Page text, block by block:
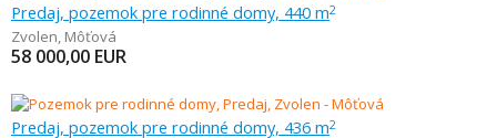
Predaj, pozemok pre rodinné domy, 440 m2
Zvolen, Môťová
58 000,00 EUR
Predaj, pozemok pre rodinné domy, 436 m2